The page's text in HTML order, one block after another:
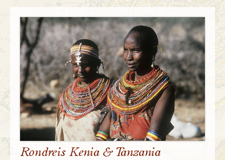
Rondreis Kenia & Tanzania